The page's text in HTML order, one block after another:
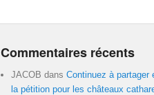
Commentaires récents
JACOB dans Continuez à partager
la pétition pour les châteaux